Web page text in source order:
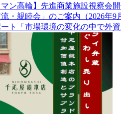
マン高輪】先進商業施設視察会
流・親睦会」のご案内（2026年9
ト「市場環境の変化の中で外